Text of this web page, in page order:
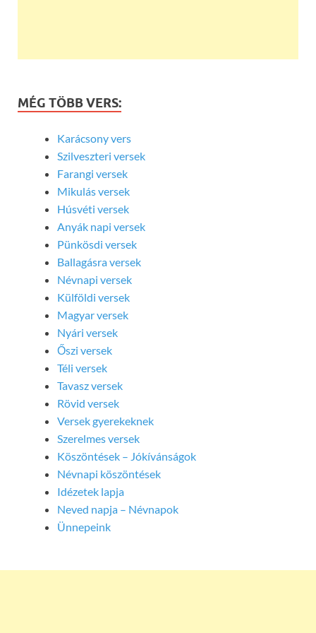
MÉG TÖBB VERS:
Karácsony vers
Szilveszteri versek
Farangi versek
Mikulás versek
Húsvéti versek
Anyák napi versek
Pünkösdi versek
Ballagásra versek
Névnapi versek
Külföldi versek
Magyar versek
Nyári versek
Őszi versek
Téli versek
Tavasz versek
Rövid versek
Versek gyerekeknek
Szerelmes versek
Köszöntések – Jókívánságok
Névnapi köszöntések
Idézetek lapja
Neved napja – Névnapok
Ünnepeink